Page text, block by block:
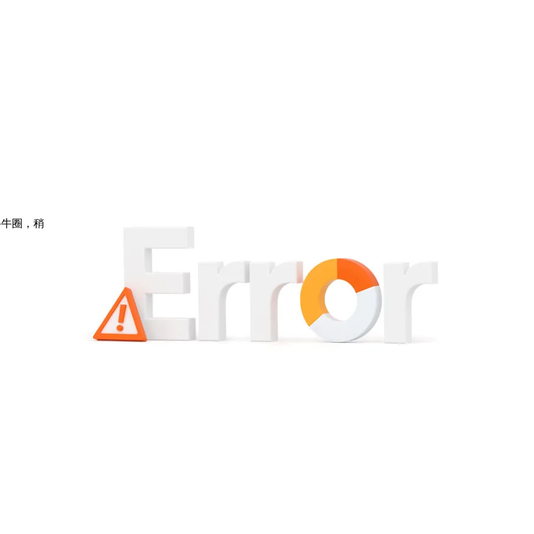
圈，稍